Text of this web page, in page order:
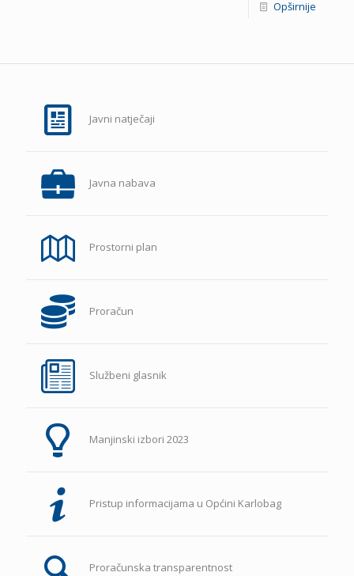
Opširnije
Javni natječaji
Javna nabava
Prostorni plan
Proračun
Službeni glasnik
Manjinski izbori 2023
Pristup informacijama u Općini Karlobag
Proračunska transparentnost